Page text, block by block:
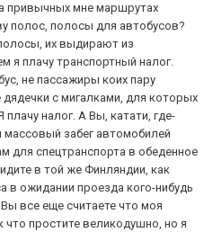
привычных мне маршрутах
полос, полосы для автобусов?
их выдирают из
я плачу транспортный налог.
не пассажиры коих пару
дядечки с мигалками, для которых
налог. А Вы, катати, где-
забег автомобилей
для спецтранспорта в обеденное
в той же Финляндии, как
в ожидании проезда кого-нибудь
все еще считаете что моя
простите великодушно, но я